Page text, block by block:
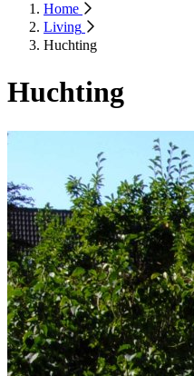
Home
Living
Huchting
Huchting